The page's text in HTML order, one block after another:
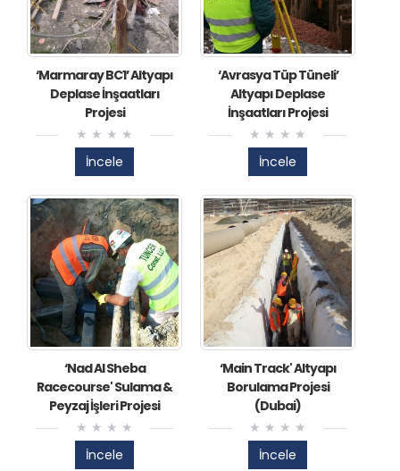
​‘Marmaray BC1’ Altyapı
Deplase İnşaatları
Projesi
İncele
​‘Avrasya Tüp Tüneli’
Altyapı Deplase
İnşaatları Projesi
İncele
‘Nad Al Sheba
Racecourse' Sulama &
Peyzaj İşleri Projesi
İncele
​‘Main Track' Altyapı
Borulama Projesi
(Dubai)
İncele